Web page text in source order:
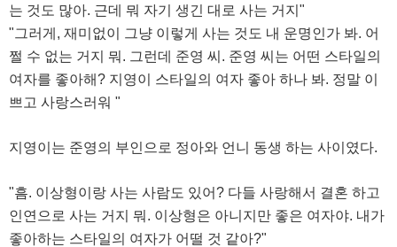
는 것도 많아. 근데 뭐 자기 생긴 대로 사는 거지"
"그러게, 재미없이 그냥 이렇게 사는 것도 내 운명인가 봐. 어
쩔 수 없는 거지 뭐. 그런데 준영 씨. 준영 씨는 어떤 스타일의
여자를 좋아해? 지영이 스타일의 여자 좋아 하나 봐. 정말 이
쁘고 사랑스러워 "
지영이는 준영의 부인으로 정아와 언니 동생 하는 사이였다.
"흠. 이상형이랑 사는 사람도 있어? 다들 사랑해서 결혼 하고
인연으로 사는 거지 뭐. 이상형은 아니지만 좋은 여자야. 내가
좋아하는 스타일의 여자가 어떨 것 같아?"